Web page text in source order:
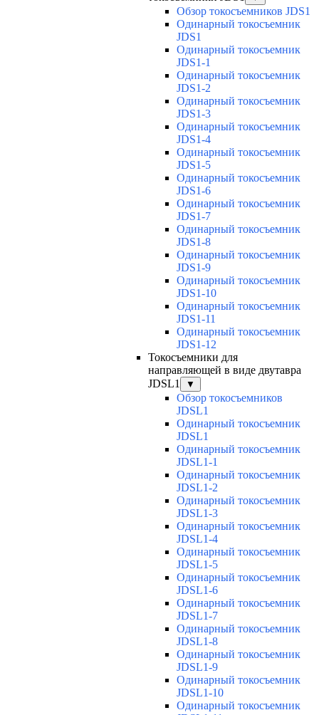
Обзор токосъемников JDS1
Одинарный токосъемник
JDS1
Одинарный токосъемник
JDS1-1
Одинарный токосъемник
JDS1-2
Одинарный токосъемник
JDS1-3
Одинарный токосъемник
JDS1-4
Одинарный токосъемник
JDS1-5
Одинарный токосъемник
JDS1-6
Одинарный токосъемник
JDS1-7
Одинарный токосъемник
JDS1-8
Одинарный токосъемник
JDS1-9
Одинарный токосъемник
JDS1-10
Одинарный токосъемник
JDS1-11
Одинарный токосъемник
JDS1-12
Токосъемники для
направляющей в виде двутавра
JDSL1
▼
Обзор токосъемников
JDSL1
Одинарный токосъемник
JDSL1
Одинарный токосъемник
JDSL1-1
Одинарный токосъемник
JDSL1-2
Одинарный токосъемник
JDSL1-3
Одинарный токосъемник
JDSL1-4
Одинарный токосъемник
JDSL1-5
Одинарный токосъемник
JDSL1-6
Одинарный токосъемник
JDSL1-7
Одинарный токосъемник
JDSL1-8
Одинарный токосъемник
JDSL1-9
Одинарный токосъемник
JDSL1-10
Одинарный токосъемник